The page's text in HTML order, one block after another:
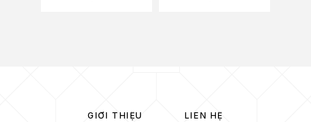
GIỚI THIỆU LIÊN HỆ